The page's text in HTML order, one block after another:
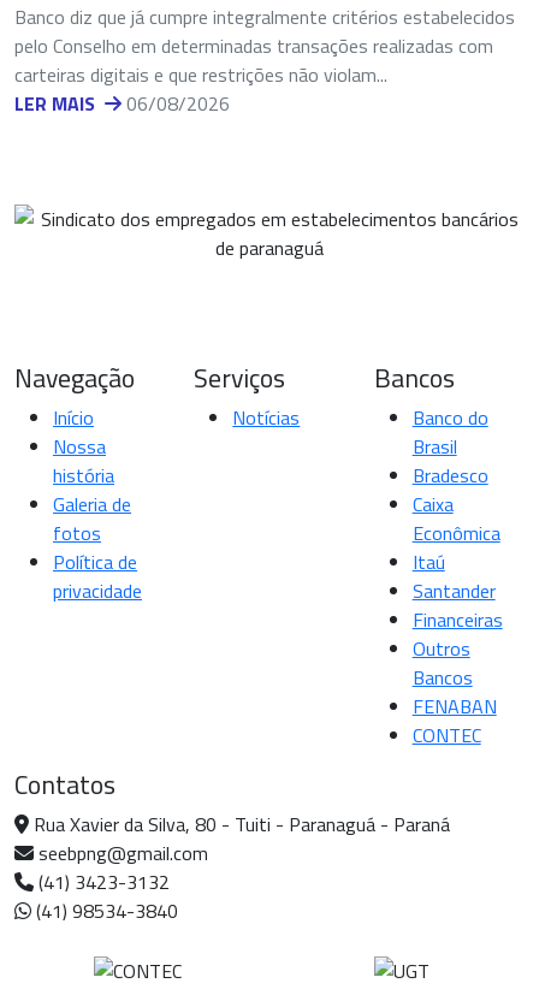
Banco diz que já cumpre integralmente critérios estabelecidos
pelo Conselho em determinadas transações realizadas com
carteiras digitais e que restrições não violam...
LER MAIS
06/08/2026
Navegação
Início
Nossa
história
Galeria de
fotos
Política de
privacidade
Serviços
Notícias
Bancos
Banco do
Brasil
Bradesco
Caixa
Econômica
Itaú
Santander
Financeiras
Outros
Bancos
FENABAN
CONTEC
Contatos
Rua Xavier da Silva, 80 - Tuiti - Paranaguá - Paraná
seebpng@gmail.com
(41) 3423-3132
(41) 98534-3840